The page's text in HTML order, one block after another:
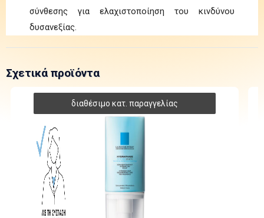
σύνθεσης για ελαχιστοποίηση του κινδύνου
δυσανεξίας.
Σχετικά προϊόντα